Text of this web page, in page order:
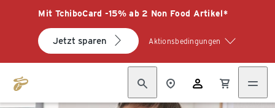
Mit TchiboCard -15% ab 2 Non Food Artikel*
Jetzt sparen Aktionsbedingungen